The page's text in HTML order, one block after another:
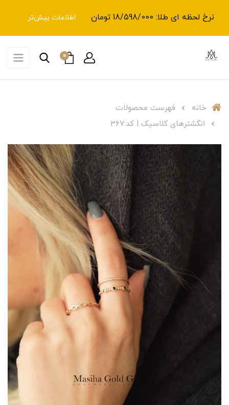
نرخ لحظه ای طلا: 18/598/000 تومان اطلاعات بیش‌تر
0
خانه
فهرست محصولات
انگشترهای کلاسیک | کد:۳۶۷